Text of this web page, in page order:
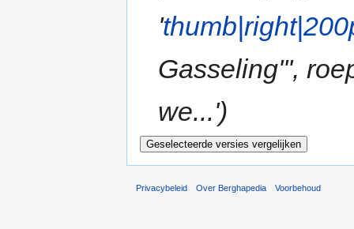
'
Gasseling''',
we...')
Privacybeleid Over Berghapedia Voorbehoud